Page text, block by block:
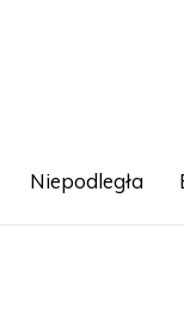
Niepodległa